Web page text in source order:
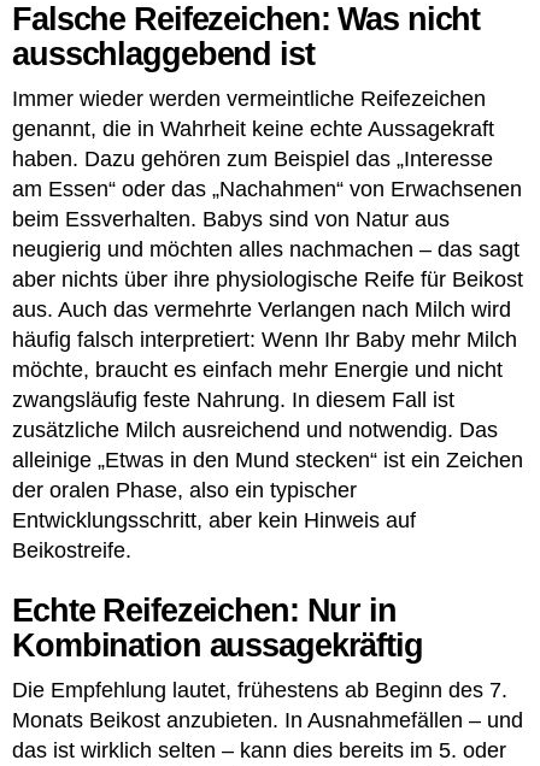
Falsche Reifezeichen: Was nicht
ausschlaggebend ist
Immer wieder werden vermeintliche Reifezeichen
genannt, die in Wahrheit keine echte Aussagekraft
haben. Dazu gehören zum Beispiel das „Interesse
am Essen“ oder das „Nachahmen“ von Erwachsenen
beim Essverhalten. Babys sind von Natur aus
neugierig und möchten alles nachmachen – das sagt
aber nichts über ihre physiologische Reife für Beikost
aus. Auch das vermehrte Verlangen nach Milch wird
häufig falsch interpretiert: Wenn Ihr Baby mehr Milch
möchte, braucht es einfach mehr Energie und nicht
zwangsläufig feste Nahrung. In diesem Fall ist
zusätzliche Milch ausreichend und notwendig. Das
alleinige „Etwas in den Mund stecken“ ist ein Zeichen
der oralen Phase, also ein typischer
Entwicklungsschritt, aber kein Hinweis auf
Beikostreife.
Echte Reifezeichen: Nur in
Kombination aussagekräftig
Die Empfehlung lautet, frühestens ab Beginn des 7.
Monats Beikost anzubieten. In Ausnahmefällen – und
das ist wirklich selten – kann dies bereits im 5. oder